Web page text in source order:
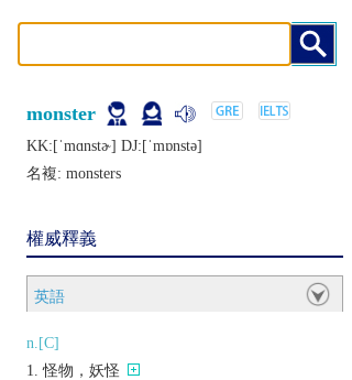
monster
KK:[ˈmɑnstɚ] DJ:[ˈmɒnstǝ]
名複: monsters
權威釋義
英語
n.[C]
怪物，妖怪